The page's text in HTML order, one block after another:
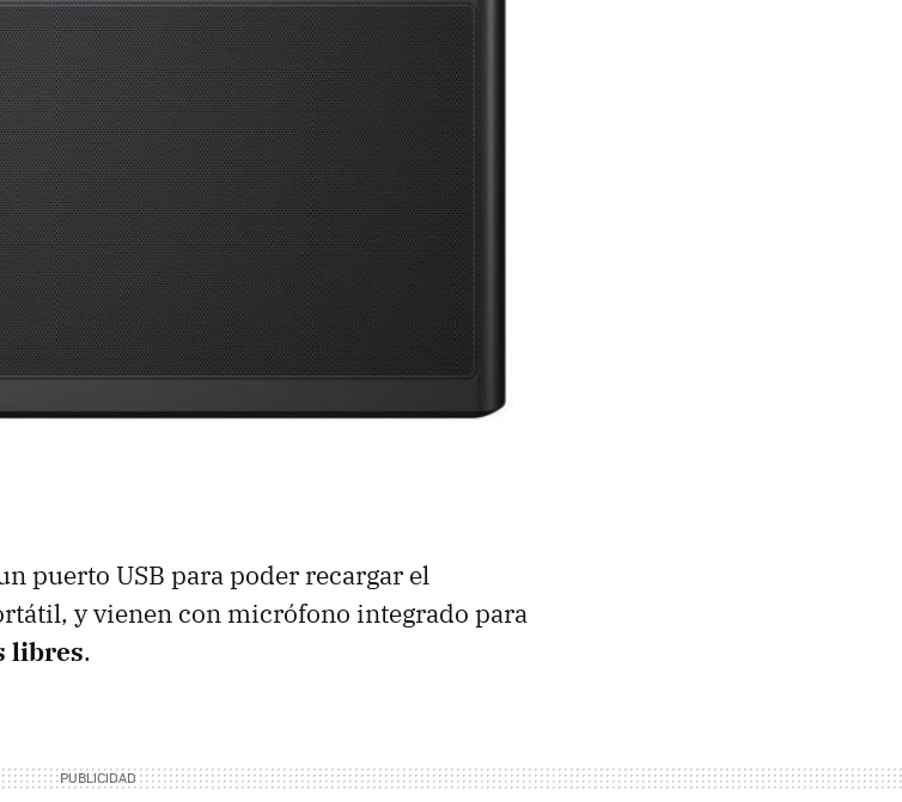
puerto USB para poder recargar el
y vienen con micrófono integrado para
libres.